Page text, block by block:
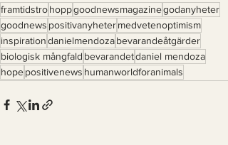
framtidstrohoppgoodnewsmagazinegodanyheter
goodnews positivanyhetermedvetenoptimism
inspirationdanielmendozabevarandeåtgärder
biologisk mångfald bevarandetdaniel mendoza
hopepositivenews humanworldforanimals